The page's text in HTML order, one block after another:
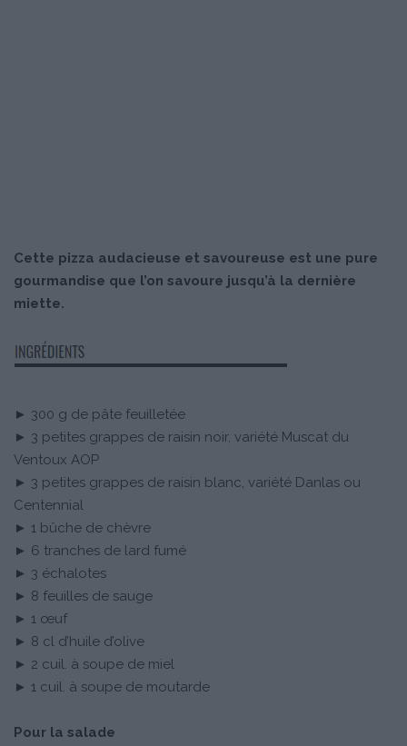
Cette pizza audacieuse et savoureuse est une pure
gourmandise que l’on savoure jusqu’à la dernière
miette.
► 300 g de pâte feuilletée
► 3 petites grappes de raisin noir, variété Muscat du
Ventoux AOP
► 3 petites grappes de raisin blanc, variété Danlas ou
Centennial
► 1 bûche de chèvre
► 6 tranches de lard fumé
► 3 échalotes
► 8 feuilles de sauge
► 1 œuf
► 8 cl d’huile d’olive
► 2 cuil. à soupe de miel
► 1 cuil. à soupe de moutarde
Pour la salade